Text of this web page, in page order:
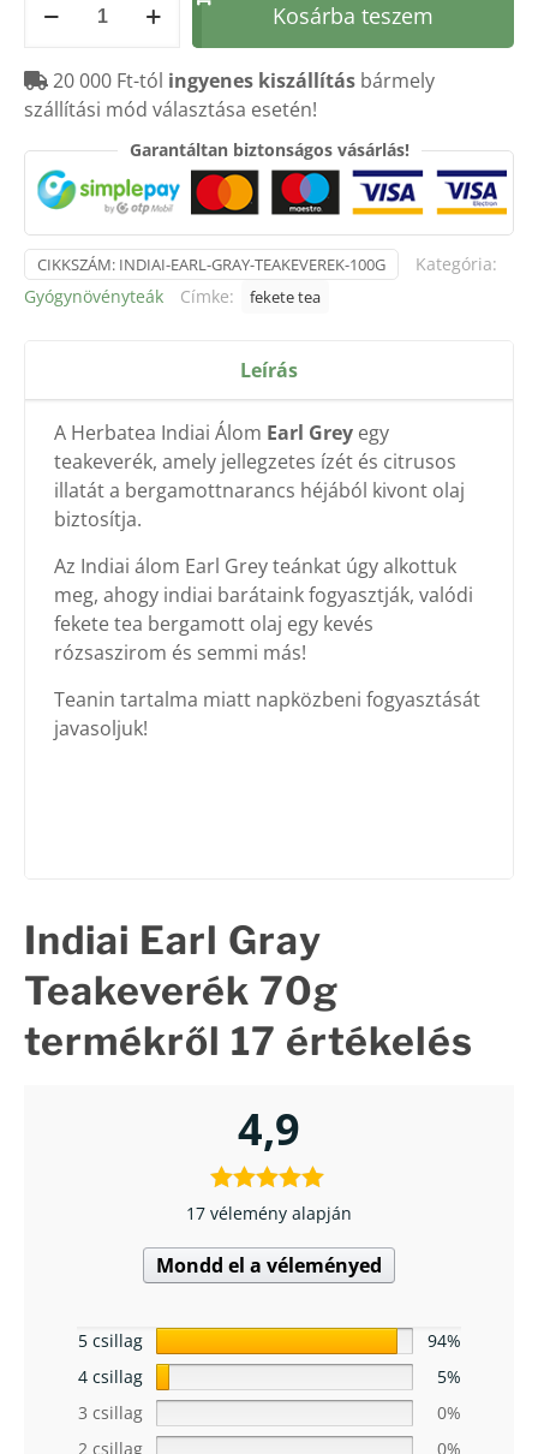
Earl
Teakeverék
70g
Kosárba teszem
20 000 Ft-tól ingyenes kiszállítás bármely
szállítási mód választása esetén!
Garantáltan biztonságos vásárlás!
CIKKSZÁM: INDIAI-EARL-GRAY-TEAKEVEREK-100G
Kategória:
Gyógynövényteák
Címke: fekete tea
Leírás
A Herbatea Indiai Álom Earl Greyegy
teakeverék, amely jellegzetes ízét és citrusos
illatát a bergamottnarancs héjából kivont olaj
biztosítja.
Az Indiai álom Earl Grey teánkat úgy alkottuk
meg, ahogy indiai barátaink fogyasztják, valódi
fekete tea bergamott olaj egy kevés
rózsaszirom és semmi más!
Teanin tartalma miatt napközbeni fogyasztását
javasoljuk!
Indiai Earl Gray
Teakeverék 70g
termékről 17 értékelés
4,9
17 vélemény alapján
Mondd el a véleményed
5 csillag
94%
4 csillag
5%
3 csillag
0%
2 csillag
0%